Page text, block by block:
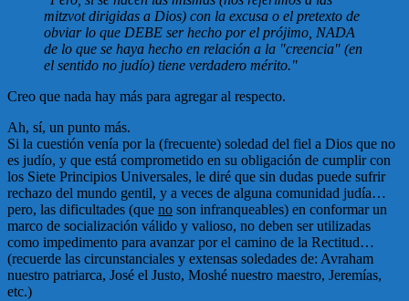
mitzvot dirigidas a Dios) con la excusa o el pretexto de
obviar lo que DEBE ser hecho por el prójimo, NADA
de lo que se haya hecho en relación a la "creencia" (en
el sentido no judío) tiene verdadero mérito."
Creo que nada hay más para agregar al respecto.
Ah, sí, un punto más.
Si la cuestión venía por la (frecuente) soledad del fiel a Dios que no
es judío, y que está comprometido en su obligación de cumplir con
los Siete Principios Universales, le diré que sin dudas puede sufrir
rechazo del mundo gentil, y a veces de alguna comunidad judía…
pero, las dificultades (que no son infranqueables) en conformar un
marco de socialización válido y valioso, no deben ser utilizadas
como impedimento para avanzar por el camino de la Rectitud…
(recuerde las circunstanciales y extensas soledades de: Avraham
nuestro patriarca, José el Justo, Moshé nuestro maestro, Jeremías,
etc.)